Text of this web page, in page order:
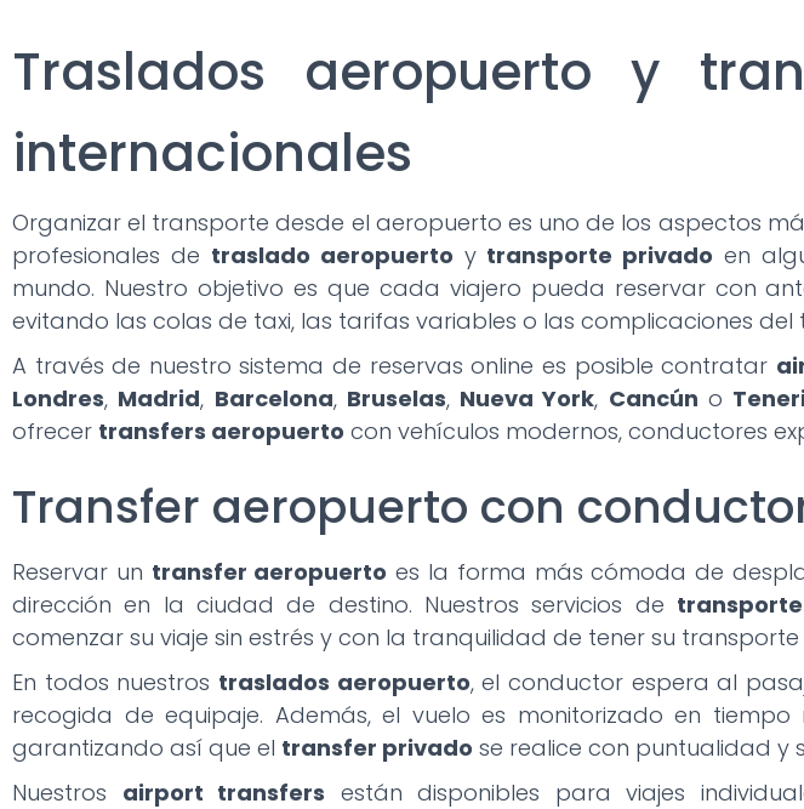
Traslados aeropuerto y
internacionales
Organizar el transporte desde el aeropuerto es uno de los aspectos
profesionales de traslado aeropuerto y transporte privado en
mundo. Nuestro objetivo es que cada viajero pueda reservar con
evitando las colas de taxi, las tarifas variables o las complicaciones
A través de nuestro sistema de reservas online es posible contratar
Londres, Madrid, Barcelona, Bruselas, Nueva York, Cancún o
ofrecer transfers aeropuerto con vehículos modernos, conductores
Transfer aeropuerto con
Reservar un transfer aeropuerto es la forma más cómoda de
dirección en la ciudad de destino. Nuestros servicios de
comenzar su viaje sin estrés y con la tranquilidad de tener su
En todos nuestros traslados aeropuerto, el conductor espera al
recogida de equipaje. Además, el vuelo es monitorizado en
garantizando así que el transfer privado se realice con puntualidad y
Nuestros airport transfers están disponibles para viajes